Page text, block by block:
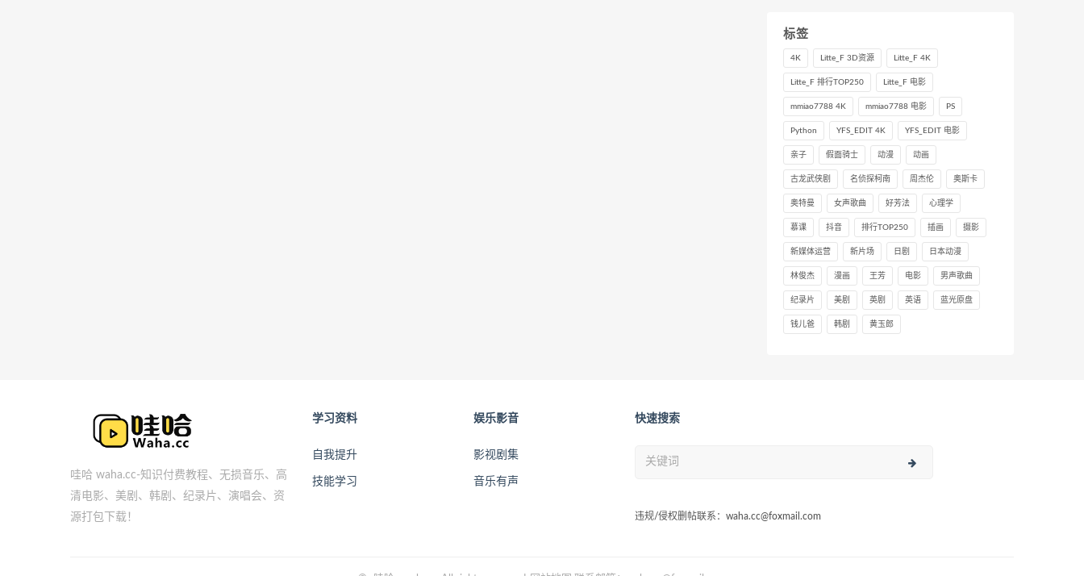
标签
4K Litte_F 3D资源 Litte_F 4K
Litte_F 排行TOP250 Litte_F 电影
mmiao7788 4K mmiao7788 电影 PS
Python YFS_EDIT 4K YFS_EDIT 电影
亲子 假面骑士 动漫 动画
古龙武侠剧 名侦探柯南 周杰伦 奥斯卡
奥特曼 女声歌曲 好芳法 心理学
慕课 抖音 排行TOP250 插画 摄影
新媒体运营 新片场 日剧 日本动漫
林俊杰 漫画 王芳 电影 男声歌曲
纪录片 美剧 英剧 英语 蓝光原盘
钱儿爸 韩剧 黄玉郎
哇哈 waha.cc-知识付费教程、无损音乐、高
清电影、美剧、韩剧、纪录片、演唱会、资
源打包下载！
学习资料
自我提升
技能学习
娱乐影音
影视剧集
音乐有声
快速搜索
违规/侵权删帖联系：waha.cc@foxmail.com